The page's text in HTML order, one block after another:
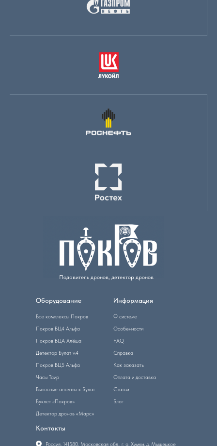
Контакты
Россия, 141580, Московская обл., г. о. Химки, д. Мышецкое
Подавитель дронов, детектор дронов
Оборудование
Все комплексы Покров
Покров ВЦ4 Альфа
Покров ВЦА Алёша
Детектор Булат v.4
Покров ВЦ5 Альфа
Часы Таир
Выносные антенны к Булат
Детектор дронов «Марс»
Буклет «Покров»
Информация
О системе
Особенности
FAQ
Справка
Как заказать
Оплата и доставка
Статьи
Блог